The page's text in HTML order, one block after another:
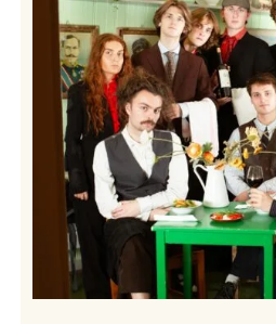
Griegakademiet
speler
fleire
konsertar
gjennom
dagen